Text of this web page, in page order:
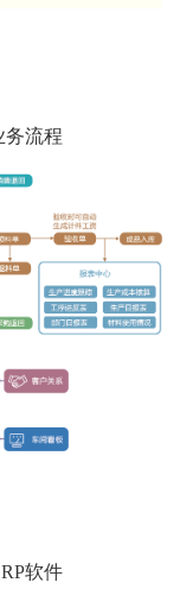
务流程
软件